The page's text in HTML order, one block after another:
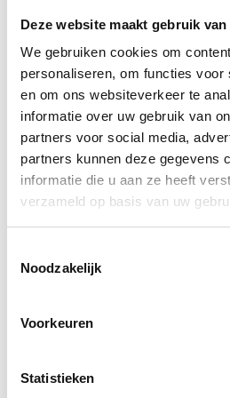
Deze website maakt gebruik
We gebruiken cookies om
personaliseren, om functies voor
en om ons websiteverkeer te
informatie over uw gebruik van
partners voor social media,
partners kunnen deze gegevens
informatie die u aan ze heeft
verzameld op basis van uw
Noodzakelijk
Voorkeuren
Statistieken
Daarom hebben we geen lijst
belangrijkst is dat jij
bovenstaande informatie.
en interesse goed aansluiten
komen we graag met je in
functie aanpassen aan jouw
uitdagingen voor ervaren
mogelijkheden voor starters
Wat wij bieden
collectieve verzekeringen
25 vakantiedagen en 13
Solliciteren